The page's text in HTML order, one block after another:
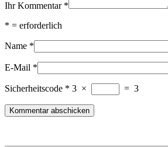
Ihr Kommentar *
* = erforderlich
Name *
E-Mail *
Sicherheitscode * 3 × = 3